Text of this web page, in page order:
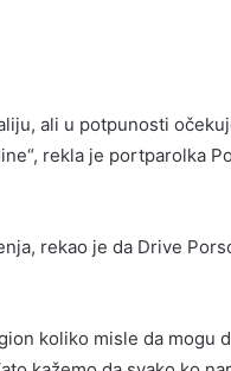
ali u potpunosti
rekla je portparolka
rekao je da Drive
koliko misle da mogu